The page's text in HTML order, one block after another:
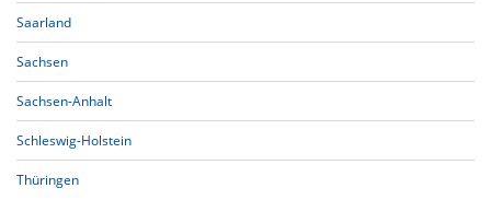
Saarland
Sachsen
Sachsen-Anhalt
Schleswig-Holstein
Thüringen